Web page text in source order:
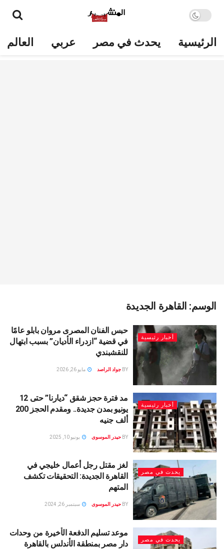
الرئيسية يحدث في مصر عربي العالم
الوسم: القاهرة الجديدة
أخبار رئيسية
حبس الفنان المصرى مروان بابلو عامًا
في قضية “ازدراء الأديان” بسبب ابتهال
للنقشبندي
BY جواد الراصد مايو 26, 2026
أخبار رئيسية
مد فترة حجز شقق “ديارنا” حتى 12
يونيو بمدن جديدة.. ومقدم الحجز 200
ألف جنيه
BY حيدر الموسوى يونيو 10, 2025
يحدث في مصر
لغز مقتل رجل أعمال خليجي في
القاهرة الجديدة: التحقيقات تكشف
المتهم
BY حيدر الموسوى سبتمبر 26, 2024
يحدث في مصر
موعد تسليم الدفعة الأخيرة من وحدات
دار مصر بمنطقة الأندلس بالقاهرة